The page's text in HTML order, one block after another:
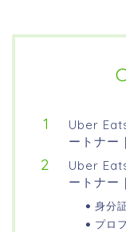
Uber
ートナー
Uber
ートナー
身分
プロ